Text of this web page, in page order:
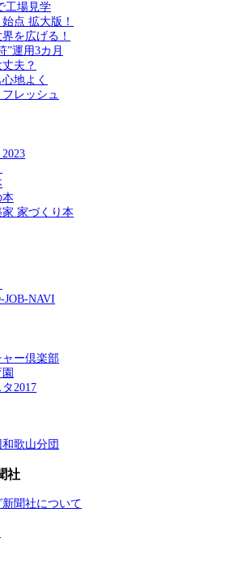
工場見学
点 拡大版！
を広げる！
”運用3カ月
夫？
地よく
レッシュ
家づくり本
JOB-NAVI
ャー倶楽部
2017
歌山分団
社
聞社について